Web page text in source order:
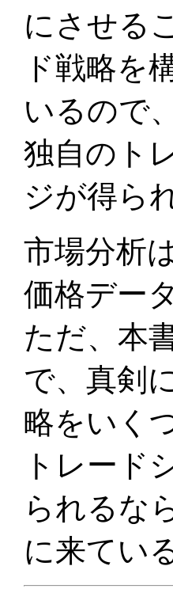
にさせる
ド戦略を
いるので
独自のト
ジが得ら
市場分析
価格デー
ただ、本
で、真剣
略をいく
トレード
られるな
に来てい